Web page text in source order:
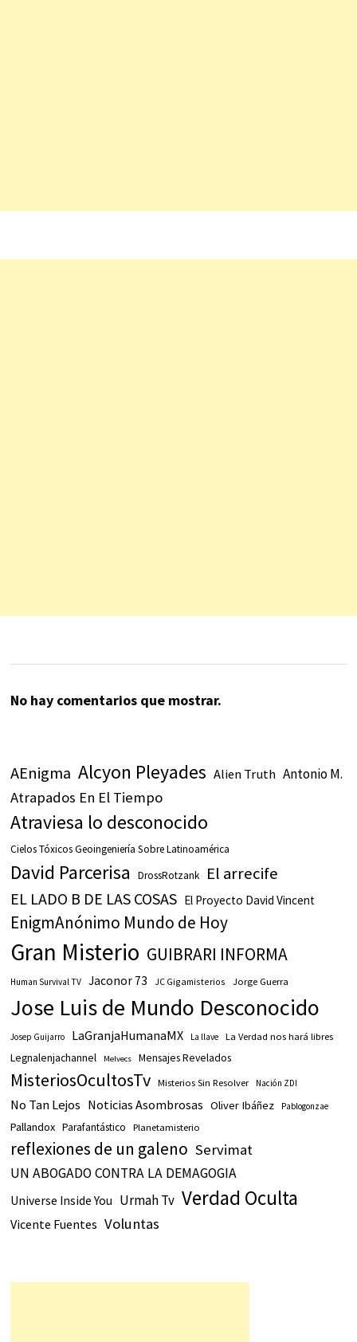
No hay comentarios que mostrar.
AEnigma Alcyon Pleyades Alien Truth Antonio M.
Atrapados En El Tiempo
Atraviesa lo desconocido
Cielos Tóxicos Geoingeniería Sobre Latinoamérica
David Parcerisa DrossRotzank El arrecife
EL LADO B DE LAS COSAS El Proyecto David Vincent
EnigmAnónimo Mundo de Hoy
Gran Misterio GUIBRARI INFORMA
Human Survival TV Jaconor 73 JC Gigamisterios Jorge Guerra
Jose Luis de Mundo Desconocido
Josep Guijarro LaGranjaHumanaMX La llave La Verdad nos hará libres
Legnalenjachannel Melvecs Mensajes Revelados
MisteriosOcultosTv Misterios Sin Resolver Nación ZDI
No Tan Lejos Noticias Asombrosas Oliver Ibáñez Pablogonzae
Pallandox Parafantástico Planetamisterio
reflexiones de un galeno Servimat
UN ABOGADO CONTRA LA DEMAGOGIA
Universe Inside You Urmah Tv Verdad Oculta
Vicente Fuentes Voluntas